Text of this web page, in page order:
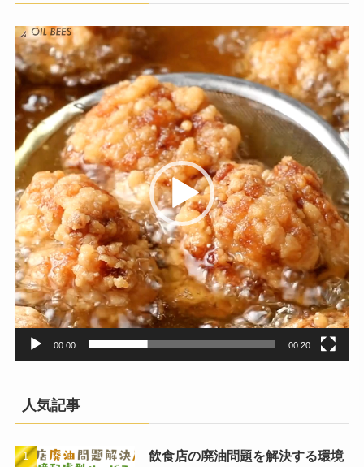
動
画
プ
レ
ー
ヤ
ー
00:00 00:20
人気記事
飲食店の廃油問題を解決する環境